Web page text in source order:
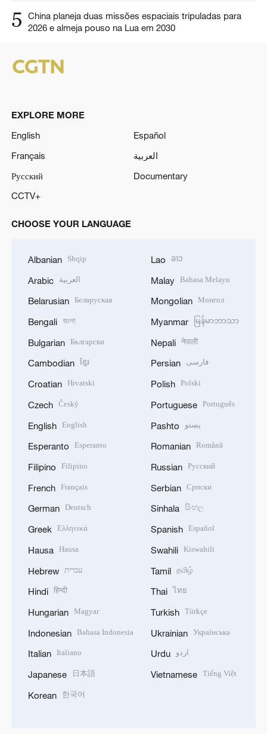
5
China planeja duas missões espaciais tripuladas para
2026 e almeja pouso na Lua em 2030
EXPLORE MORE
English
Español
Français
العربية
Русский
Documentary
CCTV+
CHOOSE YOUR LANGUAGE
Albanian Shqip
Arabic العربية
Belarusian Беларуская
Bengali বাংলা
Bulgarian Български
Cambodian ខ្មែរ
Croatian Hrvatski
Czech Český
English English
Esperanto Esperanto
Filipino Filipino
French Français
German Deutsch
Greek Ελληνικά
Hausa Hausa
Hebrew עברית
Hindi हिन्दी
Hungarian Magyar
Indonesian Bahasa Indonesia
Italian Italiano
Japanese 日本語
Korean 한국어
Lao ລາວ
Malay Bahasa Melayu
Mongolian Монгол
Myanmar မြန်မာဘာသာ
Nepali नेपाली
Persian فارسی
Polish Polski
Portuguese Português
Pashto پښتو
Romanian Română
Russian Русский
Serbian Српски
Sinhala සිංහල
Spanish Español
Swahili Kiswahili
Tamil தமிழ்
Thai ไทย
Turkish Türkçe
Ukrainian Українська
Urdu اردو
Vietnamese Tiếng Việt